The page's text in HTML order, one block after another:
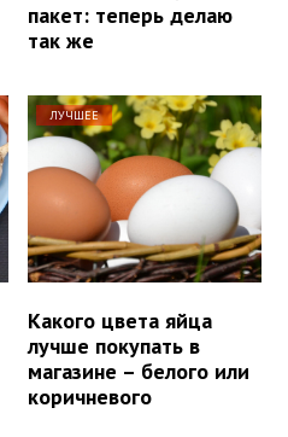
пакет: теперь делаю
так же
ЛУЧШЕЕ
Какого цвета яйца
лучше покупать в
магазине – белого или
коричневого